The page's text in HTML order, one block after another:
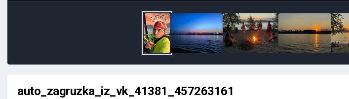
auto_zagruzka_iz_vk_41381_457263161